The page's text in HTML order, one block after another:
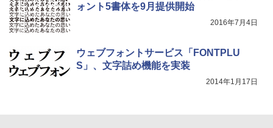
ォント5書体を9月提供開始
2016年7月4日
ウェブフォントサービス「FONTPLU
S」、文字詰め機能を実装
2014年1月17日